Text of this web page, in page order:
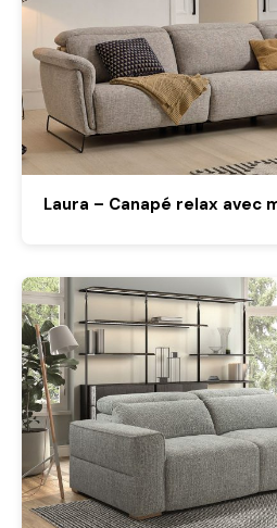
Laura – Canapé relax avec